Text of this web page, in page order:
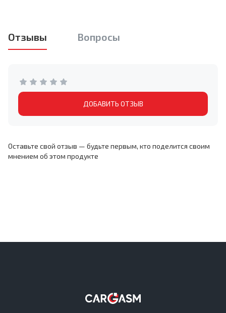
Отзывы Вопросы
ДОБАВИТЬ ОТЗЫВ
Оставьте свой отзыв — будьте первым, кто поделится своим
мнением об этом продукте